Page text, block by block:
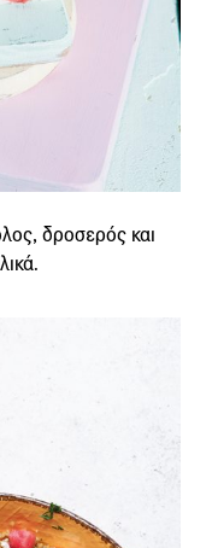
δροσερός και